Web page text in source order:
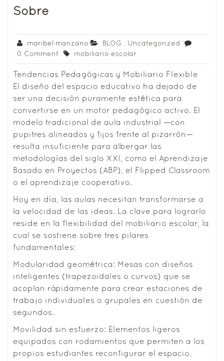
Sobre
maribel manzano BLOG
Uncategorized
0 Comment
mobiliario escolar
Tendencias Pedagógicas y Mobiliario Flexible
El diseño del espacio educativo ha dejado de
ser una decisión puramente estética para
convertirse en un motor pedagógico activo. El
modelo tradicional de aula industrial —con
pupitres alineados y fijos frente al pizarrón—
resulta insuficiente para albergar las
metodologías del siglo XXI, como el Aprendizaje
Basado en Proyectos (ABP), el Flipped Classroom
o el aprendizaje cooperativo.
Hoy en día, las aulas necesitan transformarse a
la velocidad de las ideas. La clave para lograrlo
reside en la flexibilidad del mobiliario escolar, la
cual se sostiene sobre tres pilares
fundamentales:
Modularidad geométrica: Mesas con diseños
inteligentes (trapezoidales o curvos) que se
acoplan rápidamente para crear estaciones de
trabajo individuales o grupales en cuestión de
segundos.
Movilidad sin esfuerzo: Elementos ligeros
equipados con rodamientos que permiten a los
propios estudiantes reconfigurar el espacio,